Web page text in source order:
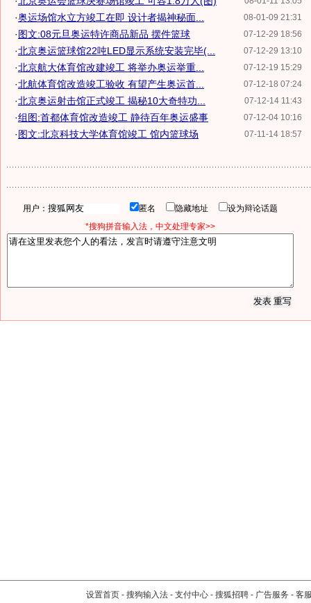
08-01-09 21:31
·奥运场馆水立方竣工在即 设计者揭神秘面...
07-12-29 18:56
·图文:08元旦奥运特许商品新品 摆件篮球
07-12-29 13:10
·北京奥运篮球馆22吨LED显示系统安装完毕(...
07-12-19 15:29
·北京航大体育馆改建竣工 将举办奥运举重...
07-12-18 07:24
·北航体育馆改造竣工验收 有望产生奥运首...
07-12-14 11:43
·北京奥运射击馆正式竣工 揭秘10大奇特功...
07-12-04 10:16
·组图:首都体育馆改造竣工 静待百年奥运盛事
07-11-14 18:57
·图文:北京科技大学体育馆竣工 馆内篮球场
用户： 匿名 隐藏地址
设为辩论话题
*搜狗拼音输入法，中文处理专家>>
设置首页 - 搜狗输入法 - 支付中心 - 搜狐招聘 - 广告服务 - 客